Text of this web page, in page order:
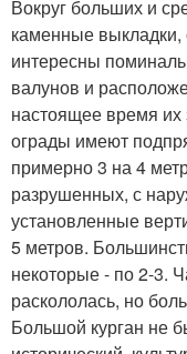
Вокруг больших и
каменные
интересны
валунов и
настоящее время
ограды имеют
примерно 3 на 4
разрушенных, с
установленные
5 метров.
некоторые - по 2-3.
раскололась, но
Большой курган не